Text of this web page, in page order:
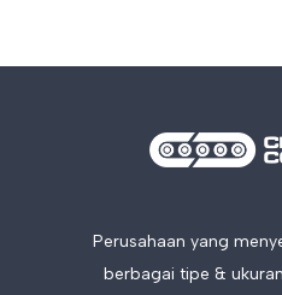
Perusahaan yang
berbagai tipe &